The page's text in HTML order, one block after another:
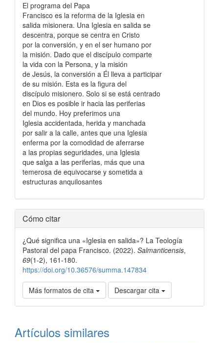
El programa del Papa
Francisco es la reforma de la Iglesia en
salida misionera. Una Iglesia en salida se
descentra, porque se centra en Cristo
por la conversión, y en el ser humano por
la misión. Dado que el discípulo comparte
la vida con la Persona, y la misión
de Jesús, la conversión a Él lleva a participar
de su misión. Esta es la figura del
discípulo misionero. Solo si se está centrado
en Dios es posible ir hacia las periferias
del mundo. Hoy preferimos una
Iglesia accidentada, herida y manchada
por salir a la calle, antes que una Iglesia
enferma por la comodidad de aferrarse
a las propias seguridades, una Iglesia
que salga a las periferias, más que una
temerosa de equivocarse y sometida a
estructuras anquilosantes
Detalles
del
artículo
Cómo citar
¿Qué significa una «Iglesia en salida»? La Teología
Pastoral del papa Francisco. (2022). Salmanticensis,
69(1-2), 161-180.
https://doi.org/10.36576/summa.147834
Más formatos de cita Descargar cita
Artículos similares